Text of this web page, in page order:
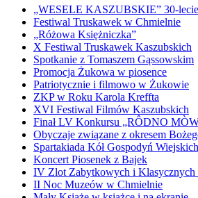
„WESELE KASZUBSKIE” 30-
Festiwal Truskawek w Chmielnie
„Różowa Księżniczka”
X Festiwal Truskawek Kaszubskich
Spotkanie z Tomaszem Gąssowskim
Promocja Żukowa w piosence
Patriotycznie i filmowo w Żukowie
ZKP w Roku Karola Kreffta
XVI Festiwal Filmów Kaszubskich
Finał LV Konkursu „RÔDNO
Obyczaje związane z okresem
Spartakiada Kół Gospodyń Wiejskich
Koncert Piosenek z Bajek
IV Zlot Zabytkowych i Klasycznych
II Noc Muzeów w Chmielnie